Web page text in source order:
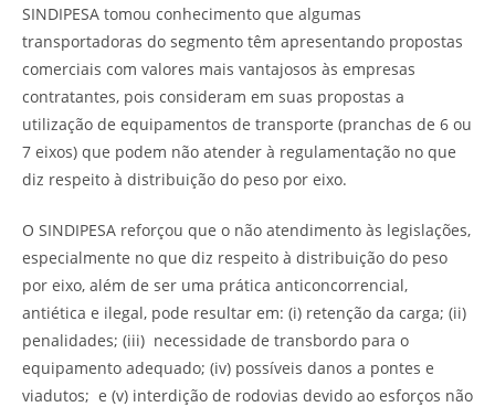
SINDIPESA tomou conhecimento que algumas
transportadoras do segmento têm apresentando propostas
comerciais com valores mais vantajosos às empresas
contratantes, pois consideram em suas propostas a
utilização de equipamentos de transporte (pranchas de 6 ou
7 eixos) que podem não atender à regulamentação no que
diz respeito à distribuição do peso por eixo.
O SINDIPESA reforçou que o não atendimento às legislações,
especialmente no que diz respeito à distribuição do peso
por eixo, além de ser uma prática anticoncorrencial,
antiética e ilegal, pode resultar em: (i) retenção da carga; (ii)
penalidades; (iii) necessidade de transbordo para o
equipamento adequado; (iv) possíveis danos a pontes e
viadutos; e (v) interdição de rodovias devido ao esforços não